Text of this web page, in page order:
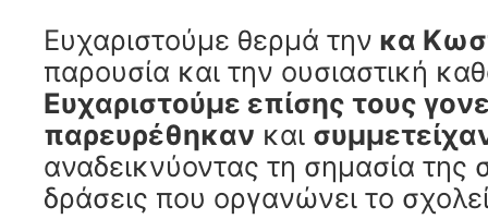
Ευχαριστούμε θερμά την κα
παρουσία και την ουσιαστική
Ευχαριστούμε επίσης τους
παρευρέθηκαν και
αναδεικνύοντας τη σημασία της
δράσεις που οργανώνει το